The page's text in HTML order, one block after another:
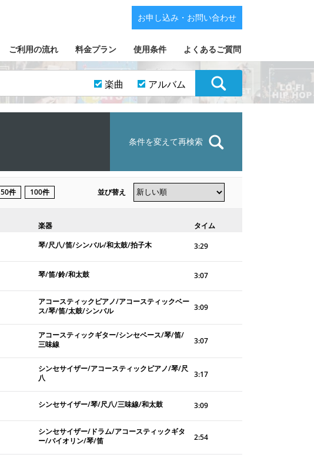
ご利用の流れ 料金プラン 使用条件 よくあるご質問
お申し込み・お問い合わせ
楽曲 アルバム
条件を変えて再検索
50件 100件 並び替え
楽器 タイム
琴/尺八/笛/シンバル/和太鼓/拍子木 3:29
琴/笛/鈴/和太鼓 3:07
アコースティックピアノ/アコースティックベー
ス/琴/笛/太鼓/シンバル
3:09
アコースティックギター/シンセベース/琴/笛/
三味線
3:07
シンセサイザー/アコースティックピアノ/琴/尺
八
3:17
シンセサイザー/琴/尺八/三味線/和太鼓 3:09
シンセサイザー/ドラム/アコースティックギタ
ー/バイオリン/琴/笛
2:54